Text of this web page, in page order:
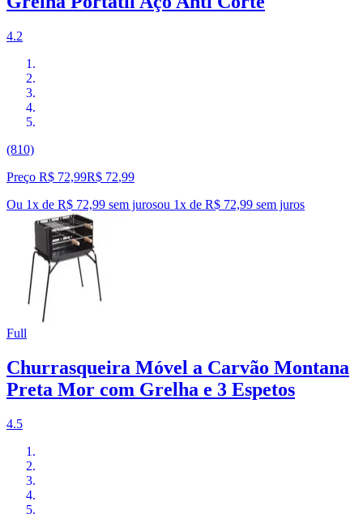
4.2
(810)
Preço R$ 72,99R$ 72,99
Ou 1x de R$ 72,99 sem jurosou 1x de R$ 72,99 sem juros
Full
Churrasqueira Móvel a Carvão Montana
Preta Mor com Grelha e 3 Espetos
4.5